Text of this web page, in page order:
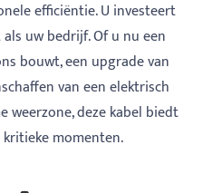
efficiëntie. U investeert
uw bedrijf. Of u nu een
bouwt, een upgrade van
van een elektrisch
deze kabel biedt
momenten.